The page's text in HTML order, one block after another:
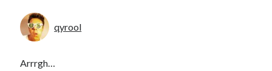
qyrool
Arrrgh…